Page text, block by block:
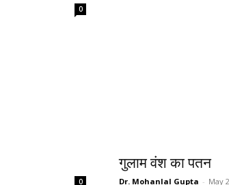
0
0
गुलाम वंश का पतन
Dr. Mohanlal Gupta - May